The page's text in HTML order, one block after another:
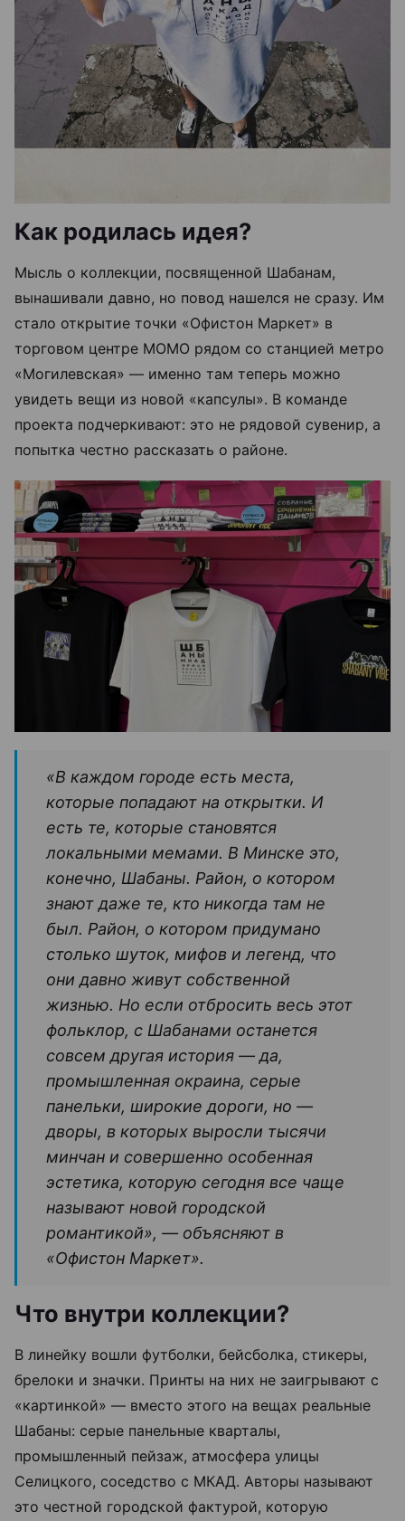
Как родилась идея?
Мысль о коллекции, посвященной Шабанам,
вынашивали давно, но повод нашелся не сразу. Им
стало открытие точки «Офистон Маркет» в
торговом центре МОМО рядом со станцией метро
«Могилевская» — именно там теперь можно
увидеть вещи из новой «капсулы». В команде
проекта подчеркивают: это не рядовой сувенир, а
попытка честно рассказать о районе.
«В каждом городе есть места,
которые попадают на открытки. И
есть те, которые становятся
локальными мемами. В Минске это,
конечно, Шабаны. Район, о котором
знают даже те, кто никогда там не
был. Район, о котором придумано
столько шуток, мифов и легенд, что
они давно живут собственной
жизнью. Но если отбросить весь этот
фольклор, с Шабанами останется
совсем другая история — да,
промышленная окраина, серые
панельки, широкие дороги, но —
дворы, в которых выросли тысячи
минчан и совершенно особенная
эстетика, которую сегодня все чаще
называют новой городской
романтикой», — объясняют в
«Офистон Маркет».
Что внутри коллекции?
В линейку вошли футболки, бейсболка, стикеры,
брелоки и значки. Принты на них не заигрывают с
«картинкой» — вместо этого на вещах реальные
Шабаны: серые панельные кварталы,
промышленный пейзаж, атмосфера улицы
Селицкого, соседство с МКАД. Авторы называют
это честной городской фактурой, которую